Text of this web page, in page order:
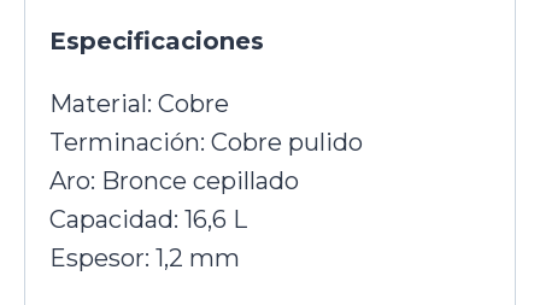
Especificaciones
Material: Cobre
Terminación: Cobre pulido
Aro: Bronce cepillado
Capacidad: 16,6 L
Espesor: 1,2 mm